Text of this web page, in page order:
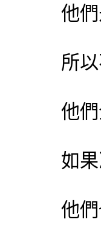
他
所
他
如
他